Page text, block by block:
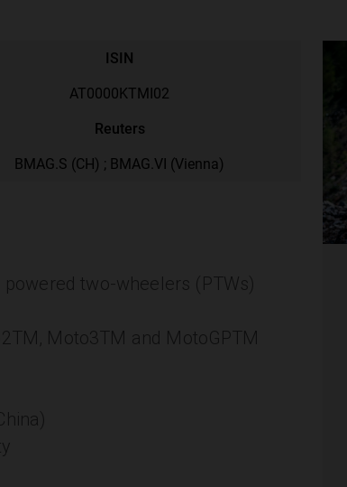
two-wheelers (PTWs)
Moto3TM and MotoGPTM